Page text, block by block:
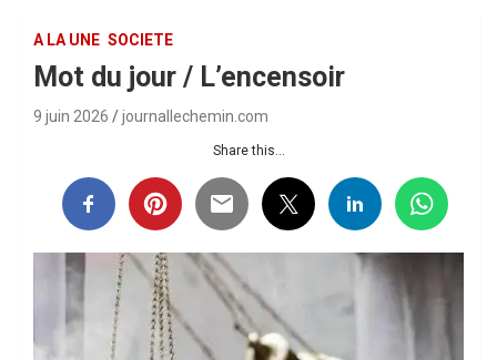
A LA UNE SOCIETE
Mot du jour / L’encensoir
9 juin 2026 journallechemin.com
Share this...